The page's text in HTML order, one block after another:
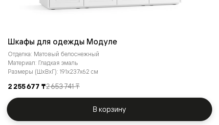
Шкафы для одежды Модуле
Отделка: Матовый белоснежный
Материал: Гладкая эмаль
Размеры (ШxВxГ): 191x237x62 см
2 255 677 ₸2 653 741 ₸
В корзину